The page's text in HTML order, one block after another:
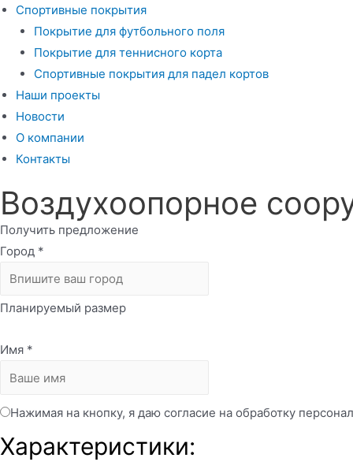
Спортивные покрытия
Покрытие для футбольного поля
Покрытие для теннисного корта
Спортивные покрытия для падел кортов
Наши проекты
Новости
О компании
Контакты
Воздухоопорное
Получить предложение
Город *
Планируемый размер
Имя *
Нажимая на кнопку, я даю согласие на обработку
Характеристики: